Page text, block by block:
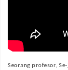
Seorang profesor,